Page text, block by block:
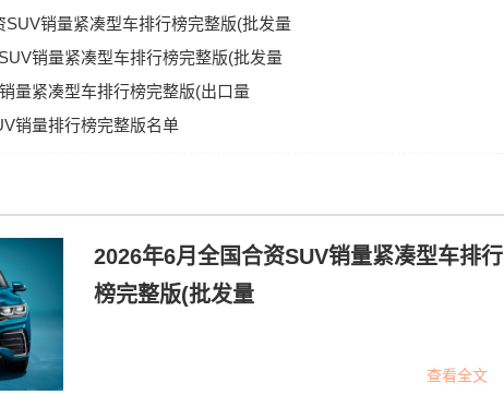
SUV销量紧凑型车排行榜完整版(批发量
销量紧凑型车排行榜完整版(批发量
量紧凑型车排行榜完整版(出口量
销量排行榜完整版名单
2026年6月全国合资SUV销量紧凑型车排行
榜完整版(批发量
查看全文